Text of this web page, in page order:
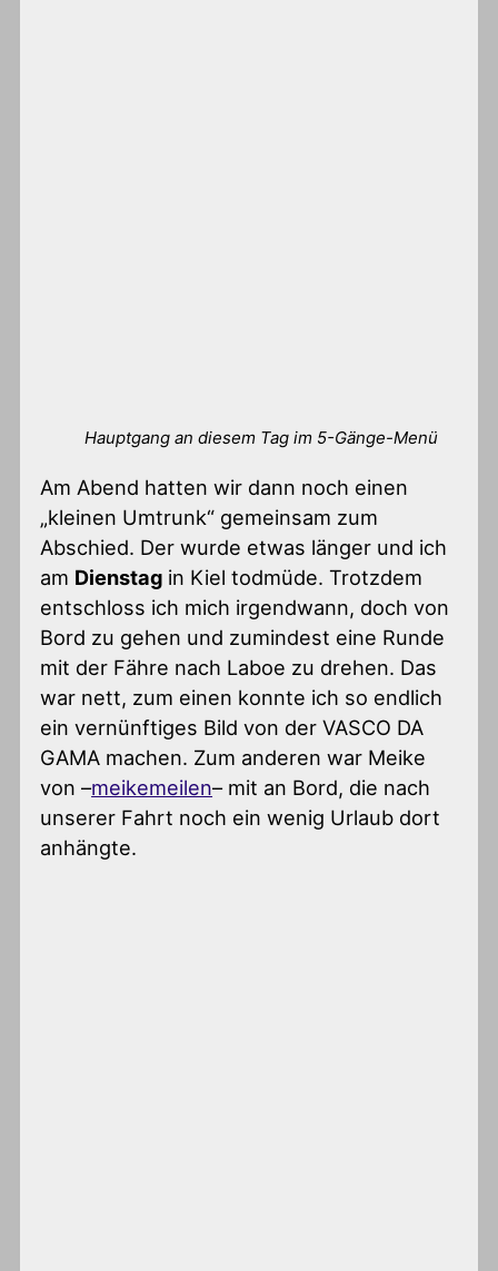
Hauptgang an diesem Tag im 5-Gänge-Menü
Am Abend hatten wir dann noch einen
„kleinen Umtrunk“ gemeinsam zum
Abschied. Der wurde etwas länger und ich
am Dienstag in Kiel todmüde. Trotzdem
entschloss ich mich irgendwann, doch von
Bord zu gehen und zumindest eine Runde
mit der Fähre nach Laboe zu drehen. Das
war nett, zum einen konnte ich so endlich
ein vernünftiges Bild von der VASCO DA
GAMA machen. Zum anderen war Meike
von –meikemeilen– mit an Bord, die nach
unserer Fahrt noch ein wenig Urlaub dort
anhängte.